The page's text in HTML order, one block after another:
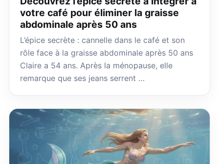
votre café pour éliminer la graisse
abdominale après 50 ans
L’épice secrète : cannelle dans le café et son
rôle face à la graisse abdominale après 50 ans
Claire a 54 ans. Après la ménopause, elle
remarque que ses jeans serrent …